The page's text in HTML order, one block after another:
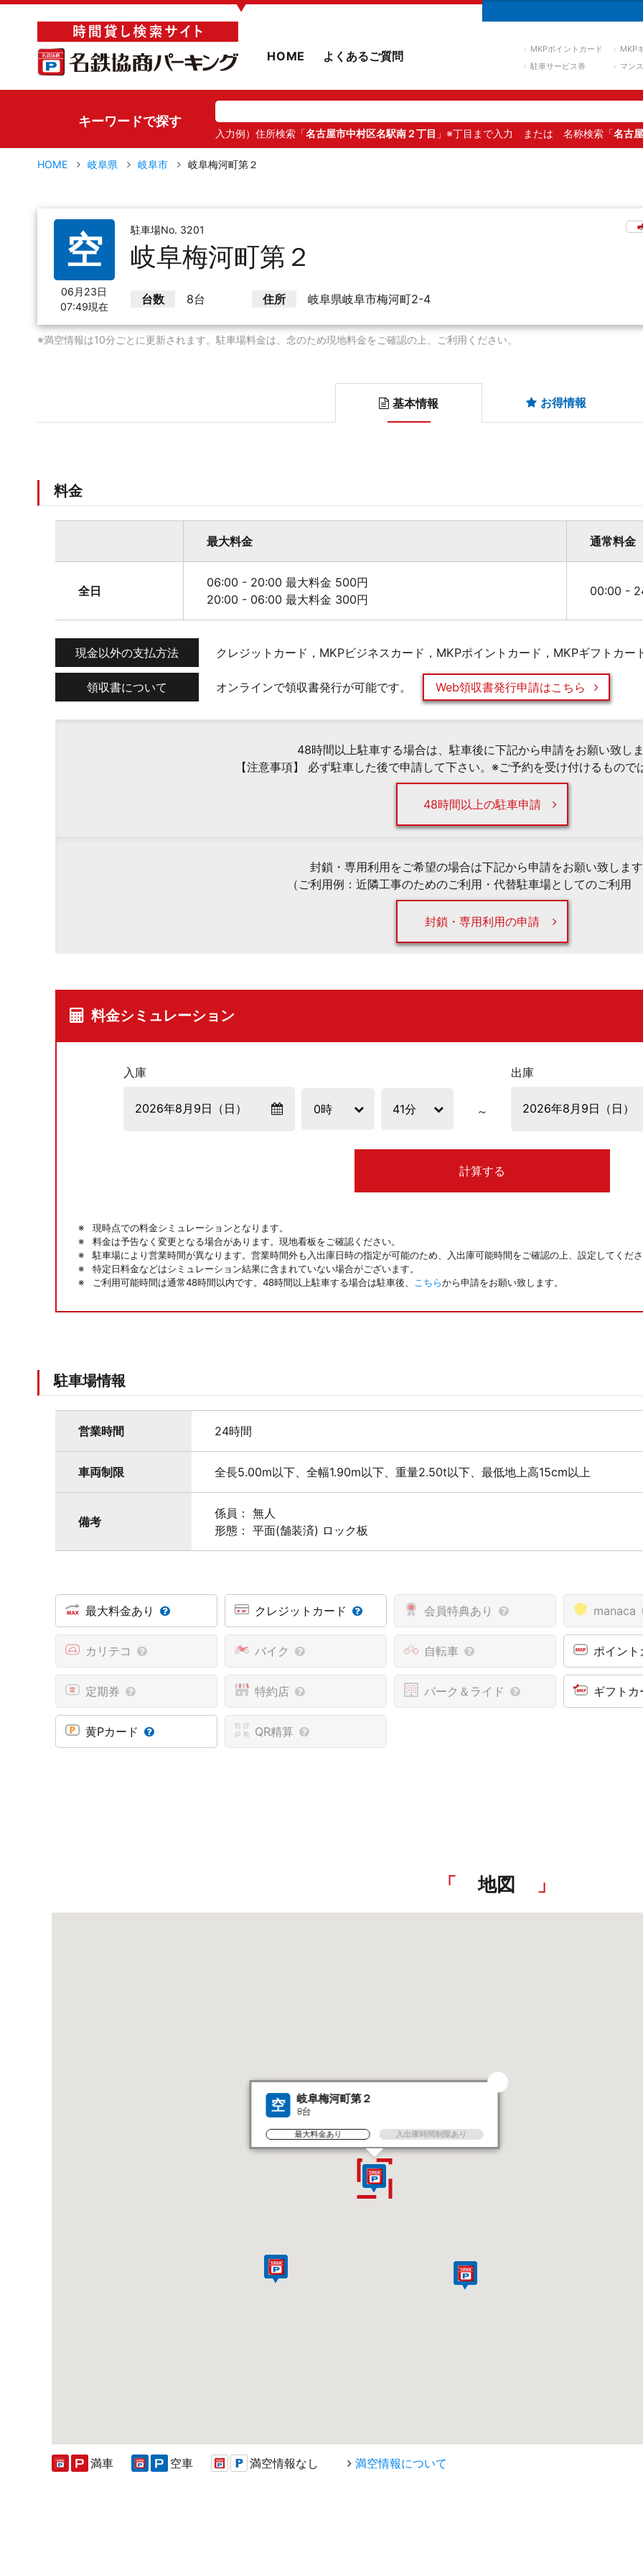
▼
HOME よくあるご質問 MKPポイントカード
MKP
駐車サービス券
マン
キーワードで探す
入力例）住所検索「名古屋市中村区名駅南２丁目 」※丁目まで入力 または 名称検索「名古
HOME 岐阜県 岐阜市 岐阜梅河町第２
空
06月23日
07:49現在
駐車場No. 3201
岐阜梅河町第２
台数 8台 住所 岐阜県岐阜市梅河町2-4
※満空情報は10分ごとに更新されます。駐車場料金は、念のため現地料金をご確認の上、ご利用ください。
基本情報 お得情報
料金
最大料金 通常料金
全日
06:00 - 20:00 最大料金 500円
20:00 - 06:00 最大料金 300円
00:00 -
現金以外の支払方法 クレジットカード，MKPビジネスカード，MKPポイントカード，MKPギフトカー
領収書について オンラインで領収書発行が可能です。 Web領収書発行申請はこちら
48時間以上駐車する場合は、駐車後に下記から申請をお願い致し
【注意事項】 必ず駐車した後で申請して下さい。※ご予約を受け付けるもので
48時間以上の駐車申請
封鎖・専用利用をご希望の場合は下記から申請をお願い致しま
（ご利用例：近隣工事のためのご利用・代替駐車場としてのご利用
封鎖・専用利用の申請
料金シミュレーション
入庫 出庫
計算する
現時点での料金シミュレーションとなります。
料金は予告なく変更となる場合があります。現地看板をご確認ください。
駐車場により営業時間が異なります。営業時間外も入出庫日時の指定が可能のため、入出庫可能時間をご確認の上、設定してくだ
特定日料金などはシミュレーション結果に含まれていない場合がございます。
ご利用可能時間は通常48時間以内です。48時間以上駐車する場合は駐車後、
こちらから申請をお願い致します。
駐車場情報
営業時間 24時間
車両制限 全長5.00m以下、全幅1.90m以下、重量2.50t以下、最低地上高15cm以上
備考
係員： 無人
形態： 平面(舗装済) ロック板
最大料金あり クレジットカード 会員特典あり manaca
カリテコ バイク 自転車 ポイン
定期券 特約店 パーク＆ライド ギフト
黄Pカード QR精算
地図
空 岐阜梅河町第２
8台
最大料金あり 入出庫時間制限あり
満車 空車 満空情報なし 満空情報について